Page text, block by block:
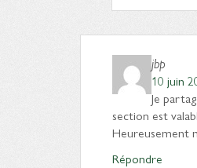
jbp
10 juin
Je
section est
Heureusement
Répondre